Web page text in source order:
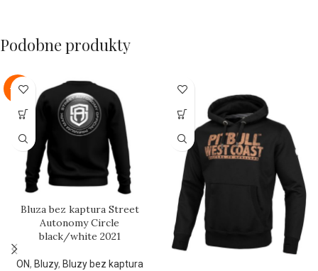
Podobne produkty
-22%
Bluza bez kaptura Street
Autonomy Circle
black/white 2021
ON, Bluzy, Bluzy bez kaptura